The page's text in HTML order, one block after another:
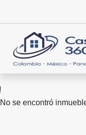
No se encontró